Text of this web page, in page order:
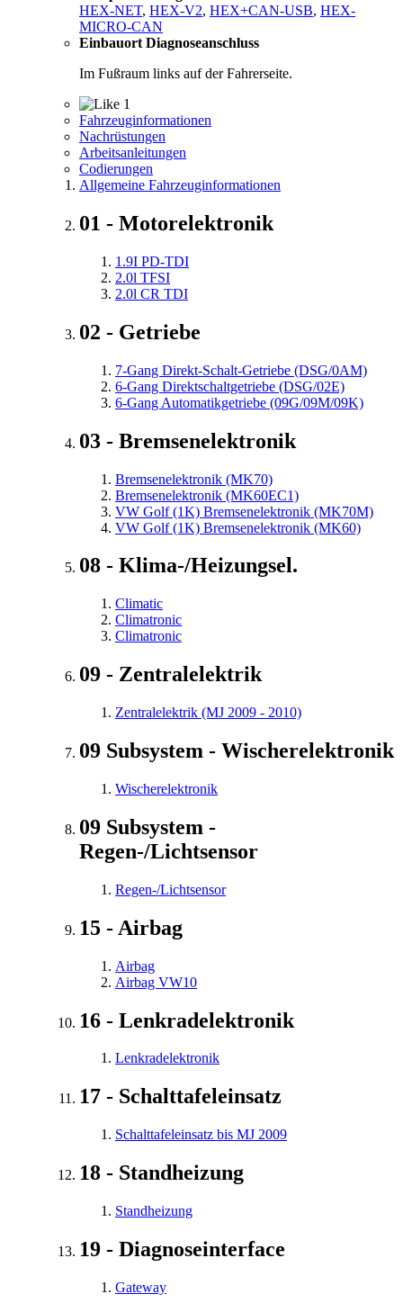
HEX-NET, HEX-V2, HEX+CAN-USB, HEX-
MICRO-CAN
Einbauort Diagnoseanschluss
Im Fußraum links auf der Fahrerseite.
1
Fahrzeuginformationen
Nachrüstungen
Arbeitsanleitungen
Codierungen
Allgemeine Fahrzeuginformationen
01 - Motorelektronik
1.9I PD-TDI
2.0l TFSI
2.0l CR TDI
02 - Getriebe
7-Gang Direkt-Schalt-Getriebe (DSG/0AM)
6-Gang Direktschaltgetriebe (DSG/02E)
6-Gang Automatikgetriebe (09G/09M/09K)
03 - Bremsenelektronik
Bremsenelektronik (MK70)
Bremsenelektronik (MK60EC1)
VW Golf (1K) Bremsenelektronik (MK70M)
VW Golf (1K) Bremsenelektronik (MK60)
08 - Klima-/Heizungsel.
Climatic
Climatronic
Climatronic
09 - Zentralelektrik
Zentralelektrik (MJ 2009 - 2010)
09 Subsystem - Wischerelektronik
Wischerelektronik
09 Subsystem -
Regen-/Lichtsensor
Regen-/Lichtsensor
15 - Airbag
Airbag
Airbag VW10
16 - Lenkradelektronik
Lenkradelektronik
17 - Schalttafeleinsatz
Schalttafeleinsatz bis MJ 2009
18 - Standheizung
Standheizung
19 - Diagnoseinterface
Gateway